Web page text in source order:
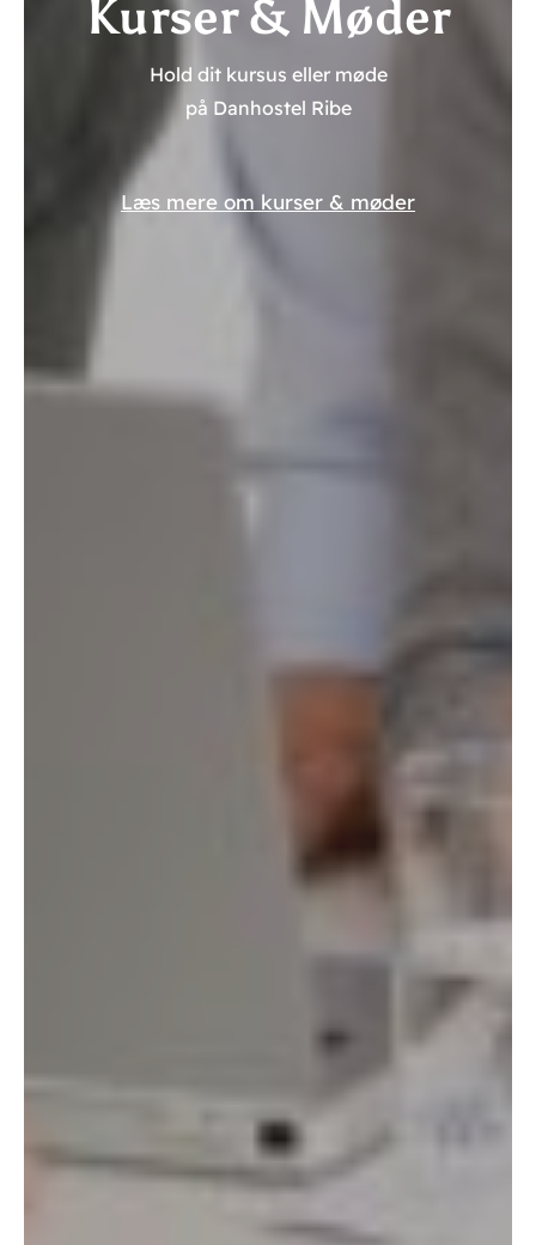
Kurser & Møder
Hold dit kursus eller møde
på Danhostel Ribe
Læs mere om kurser & møder